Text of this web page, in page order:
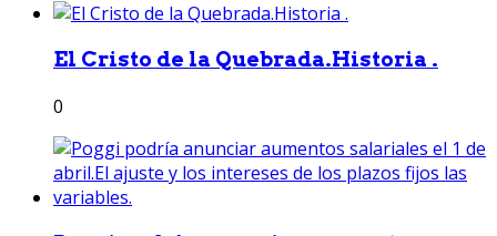
El Cristo de la Quebrada.Historia .
0